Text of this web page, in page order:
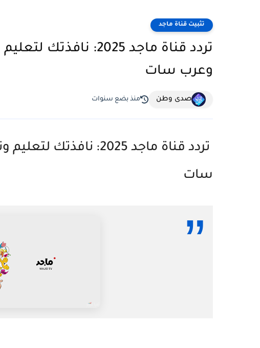
تثبيت قناة ماجد
تردد قناة ماجد 2025:
وعرب سات
صدى وطن منذ بضع سنوات
تردد قناة ماجد 2025:
سات